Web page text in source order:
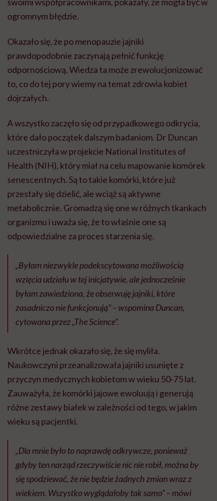
ogromnym błędzie.
Okazało się, że po menopauzie jajniki
prawdopodobnie zaczynają pełnić funkcję
odpornościową. Wiedza ta może zrewolucjonizować
to, co do tej pory wiemy na temat zdrowia kobiet
dojrzałych.
A wszystko zaczęło się od przypadkowego odkrycia,
które dało początek dalszym badaniom. Dr Duncan
uczestniczyła w projekcie National Institutes of
Health (NIH), który miał na celu mapowanie komórek
senescentnych. Są to takie komórki, które już
przestały się dzielić, ale wciąż są aktywne
metabolicznie. Gromadzą się one w różnych tkankach
organizmu i uważa się, że to właśnie one są
odpowiedzialne za proces starzenia się.
„Byłam niezwykle podekscytowana możliwością
wzięcia udziału w tej inicjatywie, ale jednocześnie
byłam zawiedziona, że ​​obserwuję jajniki, które
zasadniczo nie funkcjonują” – wspomina Duncan,
cytowana przez „The Science”.
Wkrótce jednak okazało się, że się myliła.
Naukowczyni przeanalizowała jajniki usunięte z
przyczyn medycznych kobietom w wieku 50-75 lat.
Zauważyła, że komórki jajowe ewoluują i generują
różne zestawy białek w zależności od tego, w jakim
wieku są pacjentki.
„Dla mnie było to naprawdę odkrywcze, ponieważ
gdyby ten narząd rzeczywiście nic nie robił, można by
się spodziewać, że nie będzie żadnych zmian wraz z
wiekiem. Wszystko wyglądałoby tak samo” – mówi